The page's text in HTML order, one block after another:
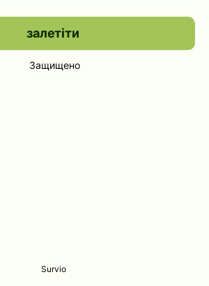
залетіти
Защищено
Survio